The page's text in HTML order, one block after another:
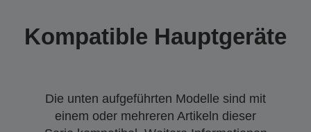
Kompatible Hauptgeräte
Die unten aufgeführten Modelle sind mit
einem oder mehreren Artikeln dieser